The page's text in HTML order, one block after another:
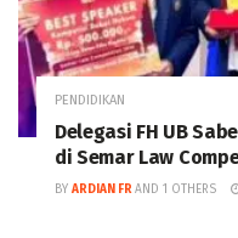
PENDIDIKAN
Delegasi FH UB
di Semar Law
BY ARDIAN FR AND 1 OTHERS